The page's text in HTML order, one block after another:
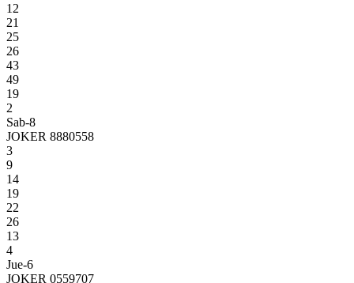
12
21
25
26
43
49
19
2
Sab-8
JOKER 8880558
3
9
14
19
22
26
13
4
Jue-6
JOKER 0559707